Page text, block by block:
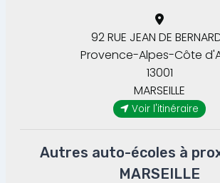
92 RUE JEAN DE
MARSEILLE
Provence-Alpes-Côte
13001
Voir l'itinéraire
Autres auto-écoles à
MARSEILLE